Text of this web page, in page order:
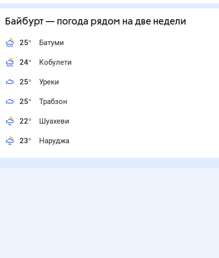
Байбурт— погода рядом на две недели
25° Батуми
24° Кобулети
25° Уреки
25° Трабзон
22° Шуахеви
23° Наруджа